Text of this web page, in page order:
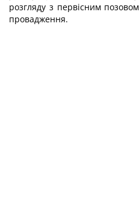
розгляду з первісним
провадження.